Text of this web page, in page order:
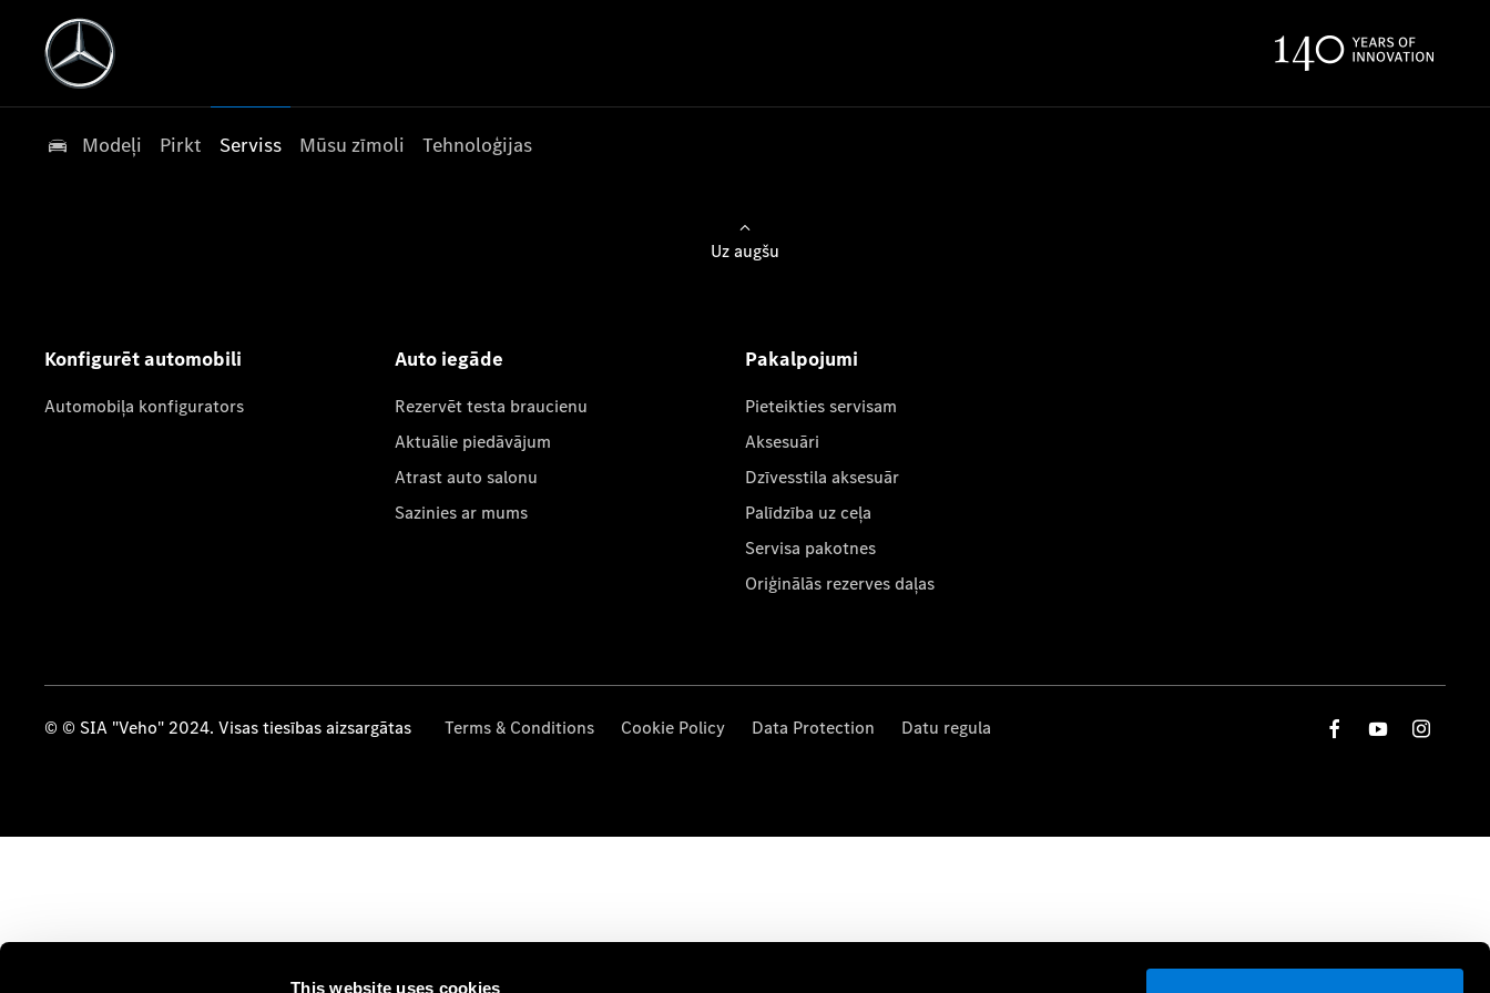
This website uses cookies
Modeļi Pirkt Serviss Mūsu zīmoli Tehnoloģijas
Uz augšu
Konfigurēt automobili
Automobiļa konfigurators
Auto iegāde
Rezervēt testa braucienu
Aktuālie piedāvājum
Atrast auto salonu
Sazinies ar mums
Pakalpojumi
Pieteikties servisam
Aksesuāri
Dzīvesstila aksesuār
Palīdzība uz ceļa
Servisa pakotnes
Oriģinālās rezerves daļas
© © SIA "Veho" 2024. Visas tiesības aizsargātas Terms & Conditions Cookie Policy Data Protection Datu regula